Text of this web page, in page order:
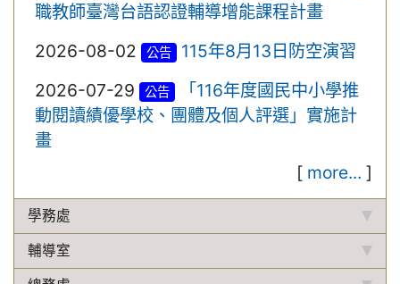
職教師臺灣台語認證輔導增能課程計畫
2026-08-02
公告
115年8月13日防空演習
2026-07-29
公告
「116年度國民中小學推
動閱讀績優學校、團體及個人評選」實施計
畫
[ more... ]
學務處
輔導室